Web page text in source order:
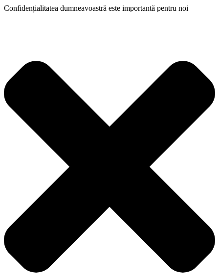
Confidențialitatea dumneavoastră este importantă pentru noi